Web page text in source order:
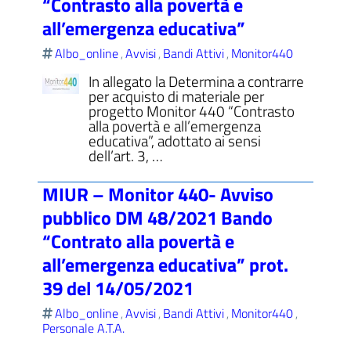
del sito
all’emergenza educativa”
Albo_online,Avvisi, Bandi Attivi, Monitor440
In allegato la Determina a contrarre
per acquisto di materiale per
progetto Monitor 440 “Contrasto
alla povertà e all’emergenza
educativa”, adottato ai sensi
dell’art. 3, …
MIUR – Monitor 440- Avviso
pubblico DM 48/2021 Bando
“Contrato alla povertà e
all’emergenza educativa” prot.
39 del 14/05/2021
Albo_online,Avvisi, Bandi Attivi, Monitor440,
Personale A.T.A.